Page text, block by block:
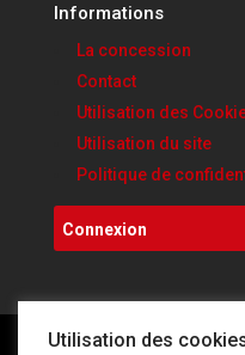
Informations
La concession
Contact
Utilisation des
Utilisation du site
Politique de
Connexion
Utilisation des